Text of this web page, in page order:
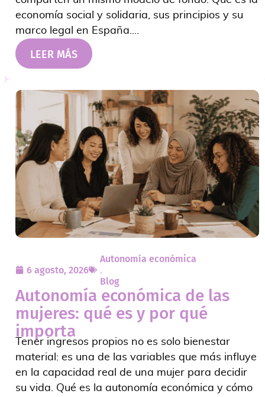
economía social y solidaria, sus principios y su
marco legal en España....
LEER MÁS
6 agosto, 2026
Autonomía económica
Blog
Autonomía económica de las
mujeres: qué es y por qué
importa
Tener ingresos propios no es solo bienestar
material: es una de las variables que más influye
en la capacidad real de una mujer para decidir
su vida. Qué es la autonomía económica y cómo